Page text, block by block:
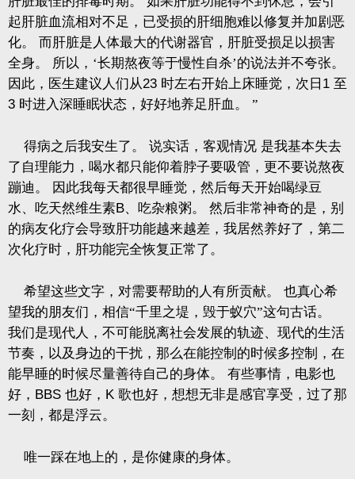
起肝脏血流相对不足，已受损的肝细胞难以修复并加剧恶
化。
而肝脏是人体最大的代谢器官，肝脏受损足以损害
全身。
所以，‘长期熬夜等于慢性自杀’的说法并不夸张。
因此，医生建议人们从23 时左右开始上床睡觉，次日 1 至
3 时进入深睡眠状态，好好地养足肝血。 ”
得病之后我安生了。 说实话，客观情况 是我基本失去
了自理能力，喝水都只能仰着脖子要吸管，更不要说熬夜
蹦迪。
因此我每天都很早睡觉，然后每天开始喝绿豆
水、吃天然维生素B、吃杂粮粥。
然后非常神奇的是，别
的病友化疗会导致肝功能越来越差，我居然养好了，第二
次化疗时，肝功能完全恢复正常了。
希望这些文字，对需要帮助的人有所贡献。
也真心希
望我的朋友们，相信“千里之堤，毁于蚁穴”这句古话。
我们是现代人，不可能脱离社会发展的轨迹、现代的生活
节奏，以及身边的干扰，那么在能控制的时候多控制，在
能早睡的时候尽量善待自己的身体。
有些事情，电影也
好， BBS 也好， K 歌也好，想想无非是感官享受，过了那
一刻，都是浮云。
唯一踩在地上的，是你健康的身体。